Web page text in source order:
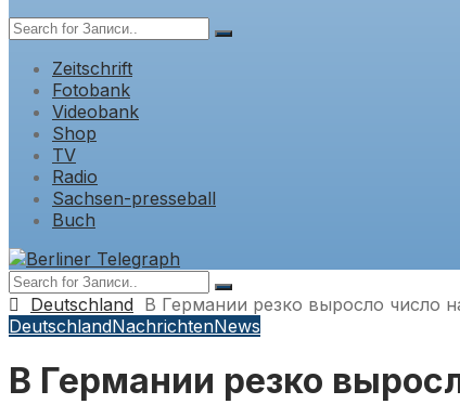
Zeitschrift
Fotobank
Videobank
Shop
TV
Radio
Sachsen-presseball
Buch
Deutschland В Германии резко выросло число
DeutschlandNachrichtenNews
В Германии резко